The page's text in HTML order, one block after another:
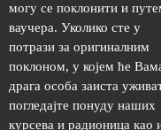
могу се поклонити и
ваучера. Уколико сте у
потрази за оригиналним
поклоном, у којем ће
драга особа заиста
погледајте понуду наших
курсева и радионица као